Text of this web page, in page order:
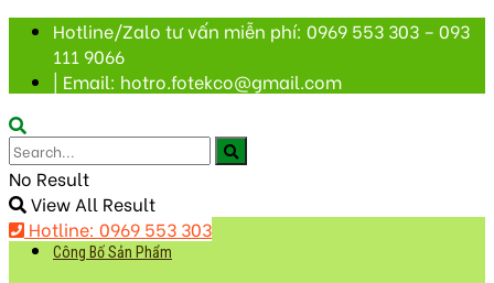
Hotline/Zalo tư vấn miễn phí: 0969 553 303 – 093
111 9066
| Email: hotro.fotekco@gmail.com
No Result
View All Result
Hotline: 0969 553 303
Công Bố Sản Phẩm